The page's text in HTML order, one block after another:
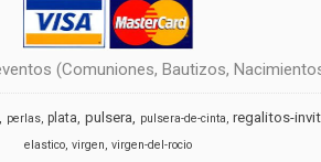
(Comuniones, Bautizos,
perlas plata pulsera pulsera-de-cinta regalitos-
elastico virgen virgen-del-rocio